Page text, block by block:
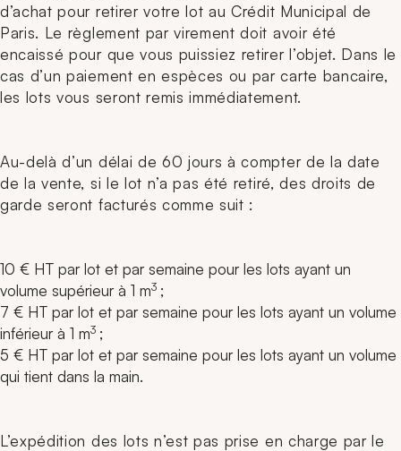
d’achat pour retirer votre lot au Crédit Municipal de
Paris. Le règlement par virement doit avoir été
encaissé pour que vous puissiez retirer l’objet. Dans le
cas d’un paiement en espèces ou par carte bancaire,
les lots vous seront remis immédiatement.
Au-delà d’un délai de 60 jours à compter de la date
de la vente, si le lot n’a pas été retiré, des droits de
garde seront facturés comme suit :
10 € HT par lot et par semaine pour les lots ayant un
volume supérieur à 1 m3 ;
7 € HT par lot et par semaine pour les lots ayant un volume
inférieur à 1 m3 ;
5 € HT par lot et par semaine pour les lots ayant un volume
qui tient dans la main.
L’expédition des lots n’est pas prise en charge par le